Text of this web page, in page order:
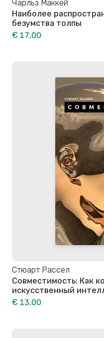
Чарльз Маккей
Наиболее
безумства толпы
€ 17,00
Стюарт Рассел
Совместимость: Как
искусственный
€ 13,00